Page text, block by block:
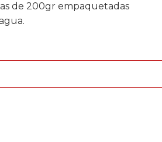
de 200gr empaquetadas